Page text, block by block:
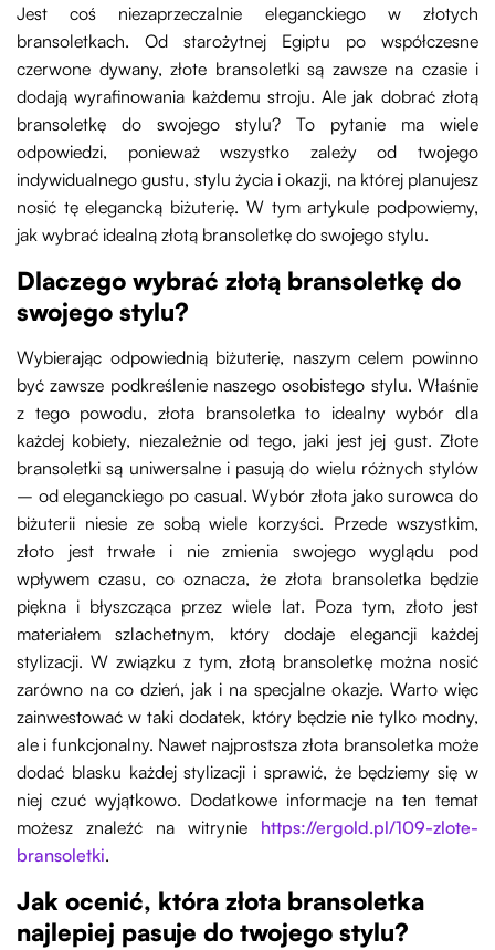
Jest coś niezaprzeczalnie eleganckiego w złotych
bransoletkach. Od starożytnej Egiptu po współczesne
czerwone dywany, złote bransoletki są zawsze na czasie i
dodają wyrafinowania każdemu stroju. Ale jak dobrać złotą
bransoletkę do swojego stylu? To pytanie ma wiele
odpowiedzi, ponieważ wszystko zależy od twojego
indywidualnego gustu, stylu życia i okazji, na której planujesz
nosić tę elegancką biżuterię. W tym artykule podpowiemy,
jak wybrać idealną złotą bransoletkę do swojego stylu.
Dlaczego wybrać złotą bransoletkę do
swojego stylu?
Wybierając odpowiednią biżuterię, naszym celem powinno
być zawsze podkreślenie naszego osobistego stylu. Właśnie
z tego powodu, złota bransoletka to idealny wybór dla
każdej kobiety, niezależnie od tego, jaki jest jej gust. Złote
bransoletki są uniwersalne i pasują do wielu różnych stylów
– od eleganckiego po casual. Wybór złota jako surowca do
biżuterii niesie ze sobą wiele korzyści. Przede wszystkim,
złoto jest trwałe i nie zmienia swojego wyglądu pod
wpływem czasu, co oznacza, że złota bransoletka będzie
piękna i błyszcząca przez wiele lat. Poza tym, złoto jest
materiałem szlachetnym, który dodaje elegancji każdej
stylizacji. W związku z tym, złotą bransoletkę można nosić
zarówno na co dzień, jak i na specjalne okazje. Warto więc
zainwestować w taki dodatek, który będzie nie tylko modny,
ale i funkcjonalny. Nawet najprostsza złota bransoletka może
dodać blasku każdej stylizacji i sprawić, że będziemy się w
niej czuć wyjątkowo. Dodatkowe informacje na ten temat
możesz znaleźć na witrynie https://ergold.pl/109-zlote-
bransoletki.
Jak ocenić, która złota bransoletka
najlepiej pasuje do twojego stylu?